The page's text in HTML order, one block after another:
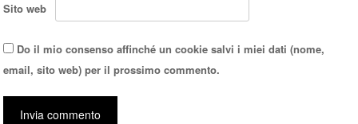
Sito web
Do il mio consenso affinché un cookie salvi i miei dati (nome,
email, sito web) per il prossimo commento.